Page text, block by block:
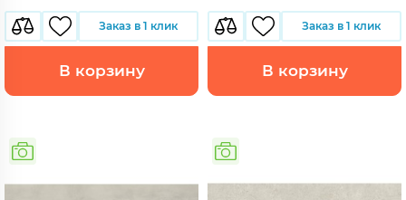
Заказ в 1 клик
В корзину
Заказ в 1 клик
В корзину